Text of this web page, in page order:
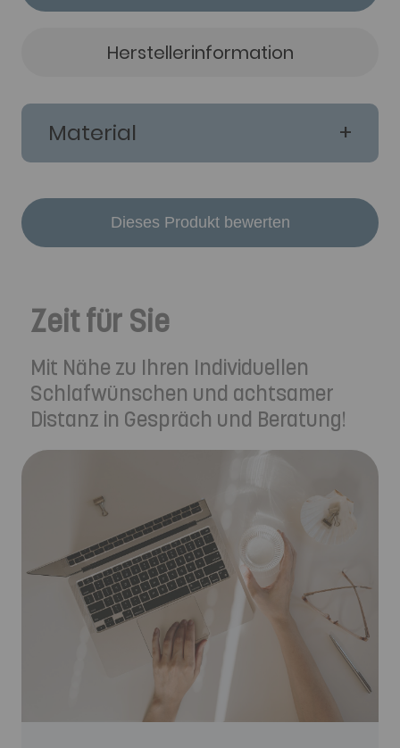
Herstellerinformation
Material
Dieses Produkt bewerten
Zeit für Sie
Mit Nähe zu Ihren Individuellen
Schlafwünschen und achtsamer
Distanz in Gespräch und Beratung!